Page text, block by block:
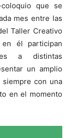
que se
mes entre las
Taller Creativo
él participan
a distintas
un amplio
con una
en el momento